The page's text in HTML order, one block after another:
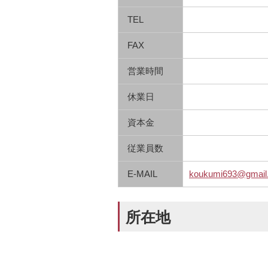
TEL
FAX
営業時間
休業日
資本金
従業員数
E-MAIL
所在地